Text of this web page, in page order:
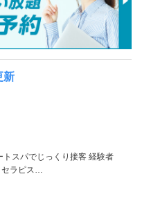
新
トスパでじっくり接客 経験者
ラピス…